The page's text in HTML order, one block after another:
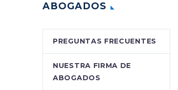
ABOGADOS
PREGUNTAS FRECUENTES
NUESTRA FIRMA DE
ABOGADOS